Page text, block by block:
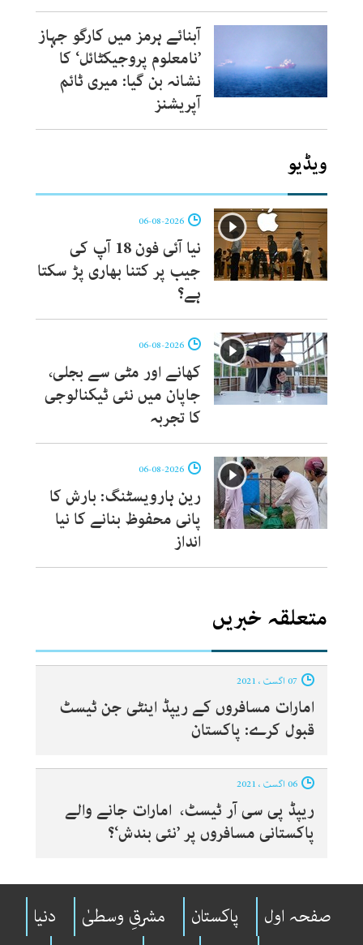
آبنائے ہرمز میں کارگو جہاز
’نامعلوم پروجیکٹائل‘ کا
نشانہ بن گیا: میری ٹائم
آپریشنز
ویڈیو
نیا آئی فون 18 آپ کی
جیب پر کتنا بھاری پڑ سکتا
ہے؟
کھانے اور مٹی سے بجلی،
جاپان میں نئی ٹیکنالوجی
کا تجربہ
رین ہارویسٹنگ: بارش کا
پانی محفوظ بنانے کا نیا
انداز
متعلقہ خبریں
امارات مسافروں کے ریپڈ اینٹی جن ٹیسٹ
قبول کرے: پاکستان
ریپڈ پی سی آر ٹیسٹ، امارات جانے والے
پاکستانی مسافروں پر ’نئی بندش‘؟
صفحہ اول پاکستان مشرقِ وسطیٰ
دنیا